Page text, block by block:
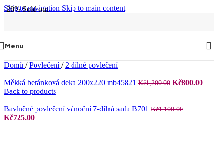
Skip to navigation Skip to main content
Menu
Domů / Povlečení/ 2 dílné povlečení
Měkká beránková deka 200x220 mb45821 Kč1,200.00 Původní
Kč1,200.00.
Kč800.00
Back to products
Bavlněné povlečení vánoční 7-dílná sada B701 Kč1,100.00
Původní
Kč725.00Aktuální
-28% Sold out